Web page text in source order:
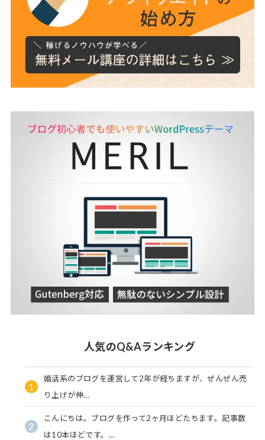
人気のQ&Aランキング
1
婚活系のブログを運営して2年が経ちますが、ぜんぜん売
り上げが伸…
2
こんにちは。ブログを作って2ヶ月ほどたちます。記事数
は10本ほどです。…